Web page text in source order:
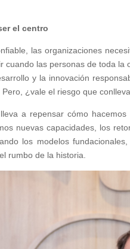
el centro
las organizaciones
cuando las personas de toda
y la innovación
¿vale el riesgo que
a repensar cómo
nuevas capacidades, los
los modelos
rumbo de la historia.